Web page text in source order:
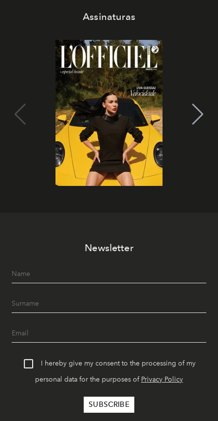
Assinaturas
Newsletter
I hereby give my consent to the processing of my
personal data for the purposes of Privacy Policy